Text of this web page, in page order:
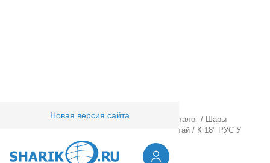
Новая версия сайта
Товары для праздника/ Оптовый каталог /
Шары
18" Китай / К 18" РУС У
МЕНЯ К ТЕБЕ МУР-МУР